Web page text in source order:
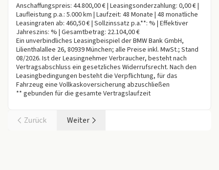
Anschaffungspreis: 44.800,00 € | Leasingsonderzahlung: 0,00 € |
Laufleistung p.a.: 5.000 km | Laufzeit: 48 Monate | 48 monatliche
Leasingraten ab: 460,50 € | Sollzinssatz p.a.**: % | Effektiver
Jahreszins: % | Gesamtbetrag: 22.104,00 €
Ein unverbindliches Leasingbeispiel der BMW Bank GmbH,
Lilienthalallee 26, 80939 München; alle Preise inkl. MwSt.; Stand
08/2026. Ist der Leasingnehmer Verbraucher, besteht nach
Vertragsabschluss ein gesetzliches Widerrufsrecht. Nach den
Leasingbedingungen besteht die Verpflichtung, für das
Fahrzeug eine Vollkaskoversicherung abzuschließen
** gebunden für die gesamte Vertragslaufzeit
Zurück Weiter